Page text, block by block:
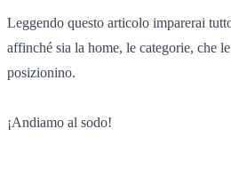
Leggendo questo articolo imparerai
affinché sia la home, le categorie, che
posizionino.
¡Andiamo al sodo!